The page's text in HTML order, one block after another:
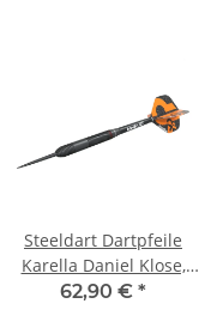
Steeldart Dartpfeile
Karella Daniel Klose,
90% Tungsten, 22 g
62,90 € *